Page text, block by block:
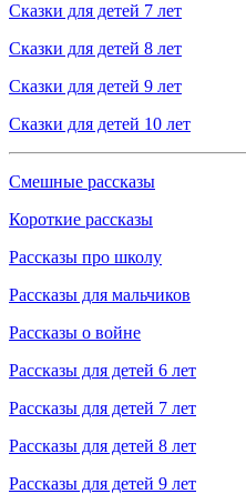
Сказки для детей 7 лет
Сказки для детей 8 лет
Сказки для детей 9 лет
Сказки для детей 10 лет
Смешные рассказы
Короткие рассказы
Рассказы про школу
Рассказы для мальчиков
Рассказы о войне
Рассказы для детей 6 лет
Рассказы для детей 7 лет
Рассказы для детей 8 лет
Рассказы для детей 9 лет